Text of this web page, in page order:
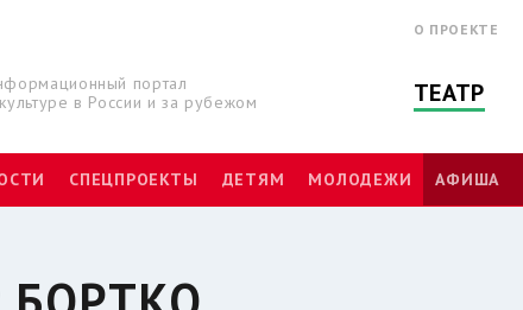
портал
в России и за рубежом
О ПРОЕКТЕ
ТЕАТР
СПЕЦПРОЕКТЫ ДЕТЯМ МОЛОДЕЖИ АФИША